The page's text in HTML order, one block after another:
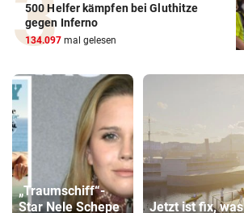
500 Helfer kämpfen bei Gluthitze
gegen Inferno
134.097 mal gelesen
„Traumschiff“-
Star Nele Schepe
Jetzt ist fix, was